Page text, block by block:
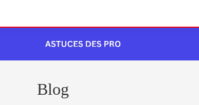
content
Blog